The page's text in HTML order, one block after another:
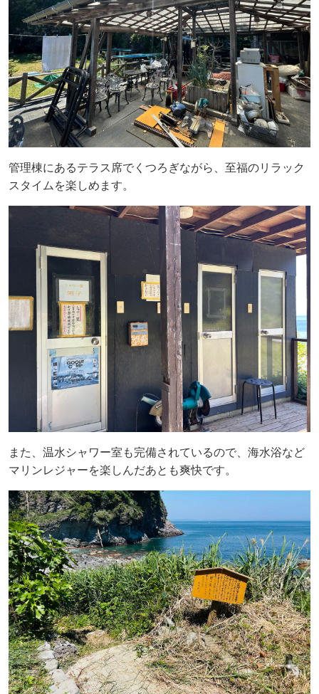
管理棟にあるテラス席でくつろぎながら、至福のリラック
スタイムを楽しめます。
また、温水シャワー室も完備されているので、海水浴など
マリンレジャーを楽しんだあとも爽快です。